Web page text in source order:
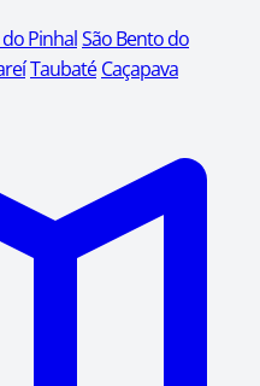
PinhalSão Bento do
Taubaté Caçapava